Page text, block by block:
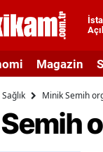
Magazin
Sağlık Minik Semih